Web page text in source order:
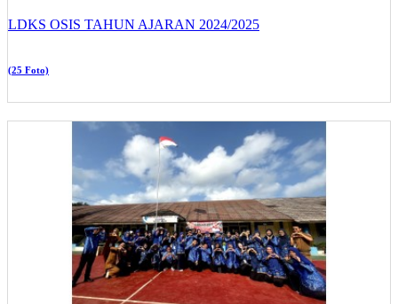
LDKS OSIS TAHUN AJARAN 2024/2025
(25 Foto)